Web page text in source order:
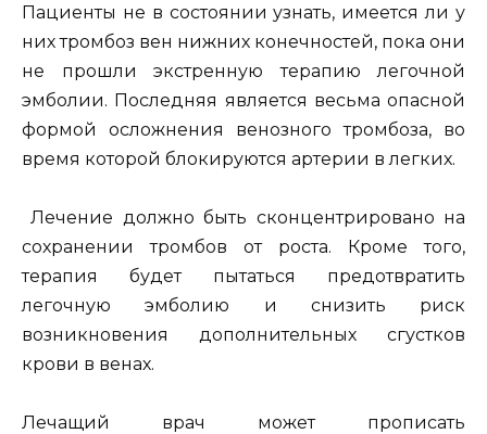
Пациенты не в состоянии узнать, имеется ли у
них тромбоз вен нижних конечностей, пока они
не прошли экстренную терапию легочной
эмболии. Последняя является весьма опасной
формой осложнения венозного тромбоза, во
время которой блокируются артерии в легких.
Лечение должно быть сконцентрировано на
сохранении тромбов от роста. Кроме того,
терапия будет пытаться предотвратить
легочную эмболию и снизить риск
возникновения дополнительных сгустков
крови в венах.
Лечащий врач может прописать